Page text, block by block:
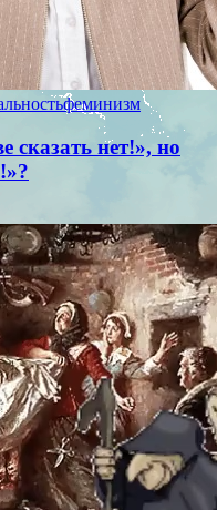
феминизм
сказать нет!», но